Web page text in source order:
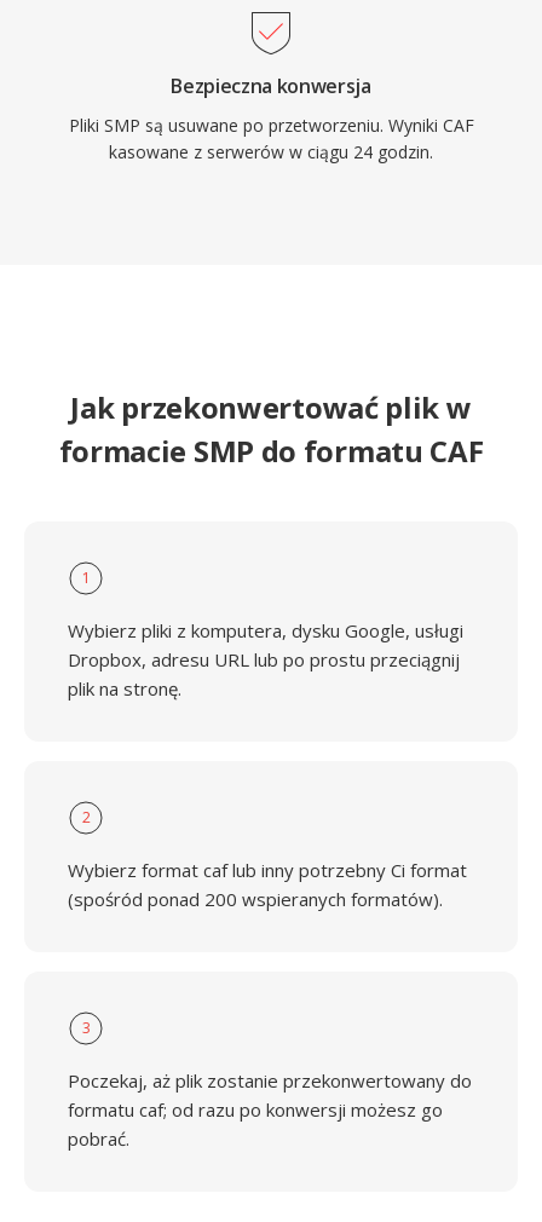
Bezpieczna konwersja
Pliki SMP są usuwane po przetworzeniu. Wyniki CAF
kasowane z serwerów w ciągu 24 godzin.
Jak przekonwertować plik w
formacie SMP do formatu CAF
1
Wybierz pliki z komputera, dysku Google, usługi
Dropbox, adresu URL lub po prostu przeciągnij
plik na stronę.
2
Wybierz format caf lub inny potrzebny Ci format
(spośród ponad 200 wspieranych formatów).
3
Poczekaj, aż plik zostanie przekonwertowany do
formatu caf; od razu po konwersji możesz go
pobrać.